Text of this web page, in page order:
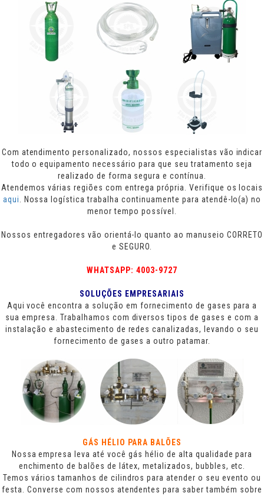
Com atendimento personalizado, nossos especialistas vão indicar
todo o equipamento necessário para que seu tratamento seja
realizado de forma segura e contínua.
Atendemos várias regiões com entrega própria. Verifique os locais
aqui . Nossa logística trabalha continuamente para atendê-lo(a) no
menor tempo possível.
Nossos entregadores vão orientá-lo quanto ao manuseio CORRETO
e SEGURO.
WHATSAPP: 4003-9727
SOLUÇÕES EMPRESARIAIS
Aqui você encontra a solução em fornecimento de gases para a
sua empresa. Trabalhamos com diversos tipos de gases e com a
instalação e abastecimento de redes canalizadas, levando o seu
fornecimento de gases a outro patamar.
GÁS HÉLIO PARA BALÕES
Nossa empresa leva até você gás hélio de alta qualidade para
enchimento de balões de látex, metalizados, bubbles, etc.
Temos vários tamanhos de cilindros para atender o seu evento ou
festa. Converse com nossos atendentes para saber também sobre